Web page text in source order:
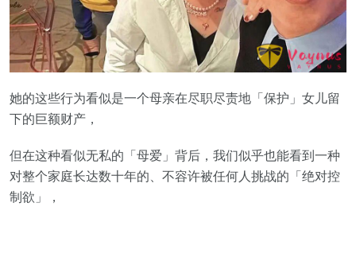
她的这些行为看似是一个母亲在尽职尽责地「保护」女儿留
下的巨额财产，
但在这种看似无私的「母爱」背后，我们似乎也能看到一种
对整个家庭长达数十年的、不容许被任何人挑战的「绝对控
制欲」，